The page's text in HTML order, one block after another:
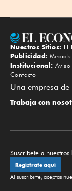
Nuestros Sitios: El
Publicidad:
Institucional:
Contacto
Una empresa
Trabaja con
Suscríbete a nuestros
Regístrate aquí
Al suscribirte, aceptas